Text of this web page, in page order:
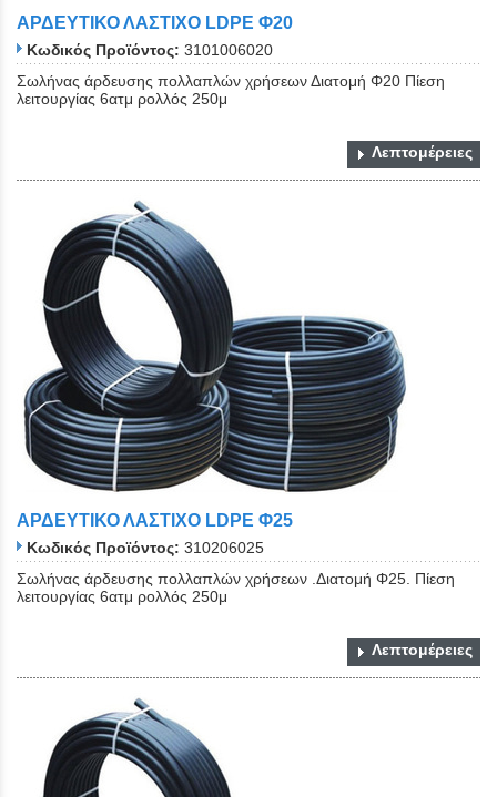
ΑΡΔΕΥΤΙΚΟ ΛΑΣΤΙΧΟ LDPE Φ20
Κωδικός Προϊόντος: 3101006020
Σωλήνας άρδευσης πολλαπλών χρήσεων Διατομή Φ20 Πίεση
λειτουργίας 6ατμ ρολλός 250μ
Λεπτομέρειες
ΑΡΔΕΥΤΙΚΟ ΛΑΣΤΙΧΟ LDPE Φ25
Κωδικός Προϊόντος: 310206025
Σωλήνας άρδευσης πολλαπλών χρήσεων .Διατομή Φ25. Πίεση
λειτουργίας 6ατμ ρολλός 250μ
Λεπτομέρειες